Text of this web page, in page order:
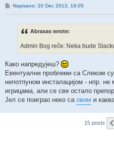
PNapisano: 20 Dec 2013, 18:05
Abraxas wrote:
Admin Bog reče: Neka bude
Како напредујеш?
Евентуални проблеми са Слеком
непотпуном инсталацијом - нпр. не
игрицама, али се све остало
Јел се поиграо неко са овим и
15 posts